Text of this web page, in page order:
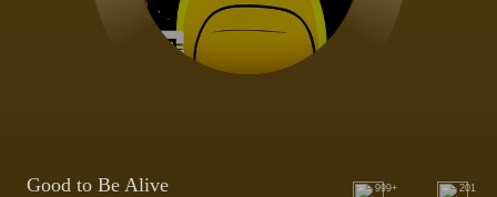
Good to Be Alive 999+ 201